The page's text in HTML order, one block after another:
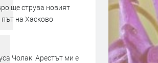
ще струва новият
на Хасково
Чолак: Арестът ми е